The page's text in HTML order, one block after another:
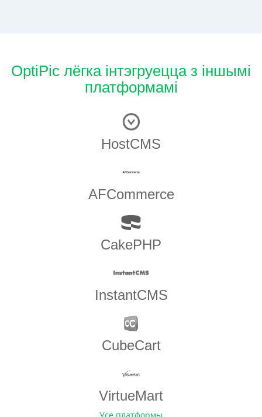
OptiPic лёгка інтэгруецца з іншымі
платформамі
HostCMS
AFCommerce
CakePHP
InstantCMS
CubeCart
VirtueMart